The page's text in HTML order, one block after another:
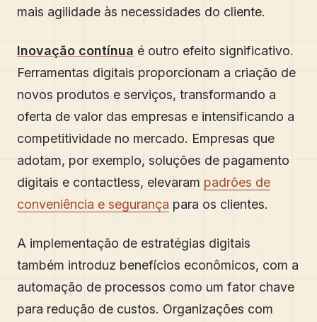
mais agilidade às necessidades do cliente.
Inovação contínua é outro efeito significativo.
Ferramentas digitais proporcionam a criação de
novos produtos e serviços, transformando a
oferta de valor das empresas e intensificando a
competitividade no mercado. Empresas que
adotam, por exemplo, soluções de pagamento
digitais e contactless, elevaram padrões de
conveniência e segurança para os clientes.
A implementação de estratégias digitais
também introduz benefícios econômicos, com a
automação de processos como um fator chave
para redução de custos. Organizações com